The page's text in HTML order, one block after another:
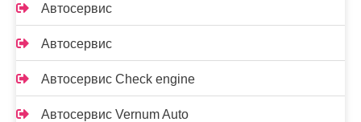
Автосервис
Автосервис
Автосервис Check engine
Автосервис Vernum Auto